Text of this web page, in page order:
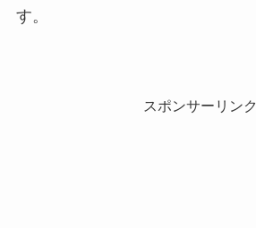
す。
スポンサーリンク